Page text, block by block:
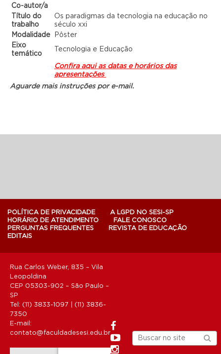
Co-autor/a
Título do
trabalho
Os paradigmas da tecnologia na educação no
século xxi
Modalidade
Pôster
Eixo
temático
Tecnologia e Educação
Confira aqui as datas e horários das
apresentações
Aguarde mais instruções por e-mail.
POLÍTICA DE PRIVACIDADE
A LGPD NO SESI-SP
HORÁRIO DE ATENDIMENTO
FALE CONOSCO
PERGUNTAS FREQUENTES
REVISTA DE EDUCAÇÃO
EDITAIS
Rua Carlos Weber, 835 – Vila
Leopoldina
CEP 05303-902 – São Paulo –
SP
Tel: (11) 3833-1097 | (11) 3836-
7350
E-mail:
contato@faculdadesesi.edu.br